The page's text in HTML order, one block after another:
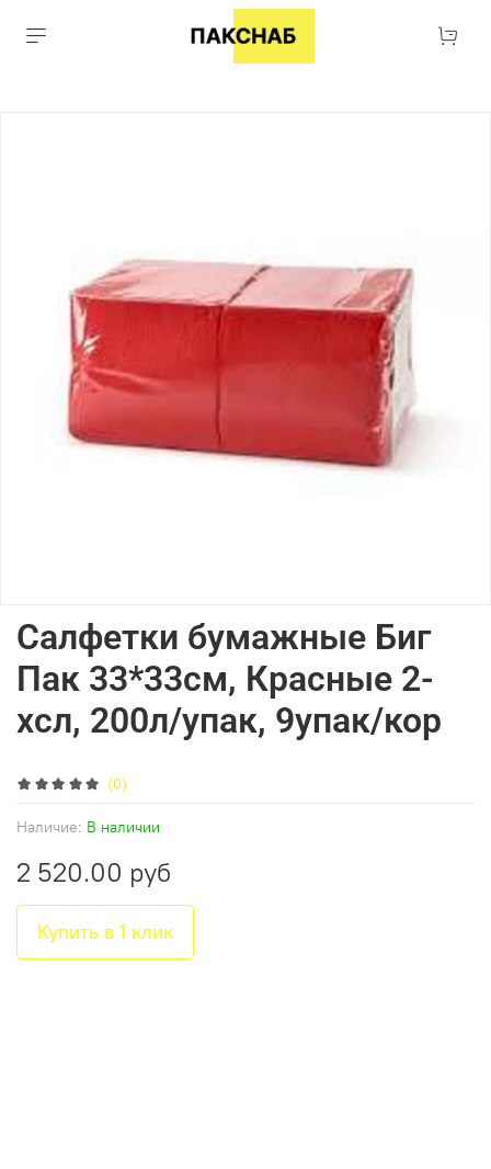
(0)
Наличие: В наличии
Салфетки бумажные Биг
Пак 33*33см, Красные 2-
хсл, 200л/упак, 9упак/кор
2 520.00 руб
Купить в 1 клик